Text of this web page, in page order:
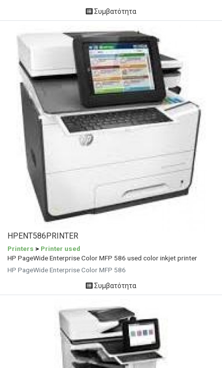
Συμβατότητα
HPENT586PRINTER
Printers > Printer used
HP PageWide Enterprise Color MFP 586 used color inkjet printer
HP PageWide Enterprise Color MFP 586
Συμβατότητα